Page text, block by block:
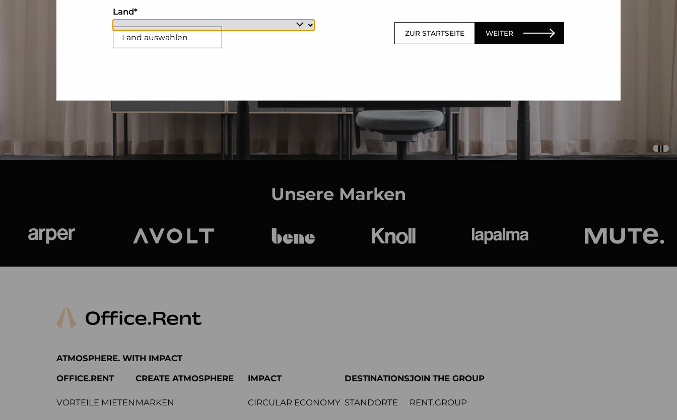
Land auswählen
Land
ZUR STARTSEITE WEITER
Unsere Marken
ATMOSPHERE. WITH IMPACT
OFFICE.RENT
VORTEILE MIETEN
CREATE ATMOSPHERE
MARKEN
IMPACT
CIRCULAR ECONOMY
DESTINATIONS
STANDORTE
JOIN THE GROUP
RENT.GROUP